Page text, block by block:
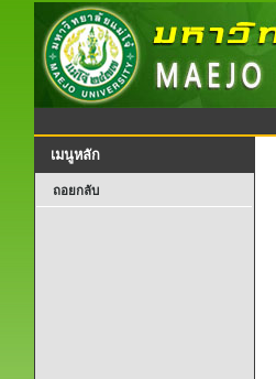
เมนูหลัก
ถอยกลับ